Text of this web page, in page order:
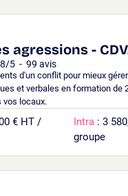
agressions -
/5 - 99 avis
d'un conflit pour mieux
et verbales en formation de
vos locaux.
€ HT /
Intra : 3
groupe